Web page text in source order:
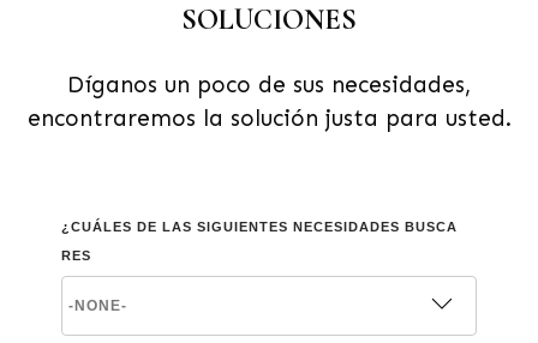
SOLUCIONES
Díganos un poco de sus necesidades,
encontraremos la solución justa para usted.
¿CUÁLES DE LAS SIGUIENTES NECESIDADES BUSCA
RES